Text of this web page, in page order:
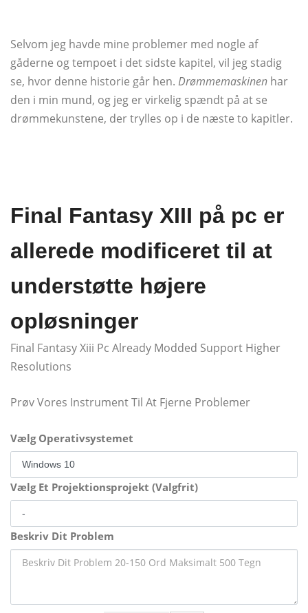
Selvom jeg havde mine problemer med nogle af
gåderne og tempoet i det sidste kapitel, vil jeg stadig
se, hvor denne historie går hen. Drømmemaskinen har
den i min mund, og jeg er virkelig spændt på at se
drømmekunstene, der trylles op i de næste to kapitler.
Final Fantasy XIII på pc er
allerede modificeret til at
understøtte højere
opløsninger
Final Fantasy Xiii Pc Already Modded Support Higher
Resolutions
Prøv Vores Instrument Til At Fjerne Problemer
Vælg Operativsystemet
Vælg Et Projektionsprojekt (Valgfrit)
Beskriv Dit Problem